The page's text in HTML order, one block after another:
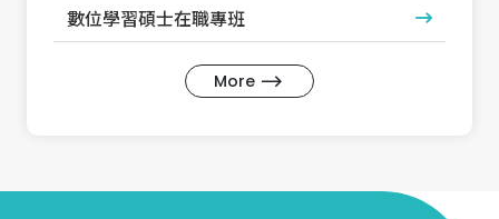
數位學習碩士在職專班
More